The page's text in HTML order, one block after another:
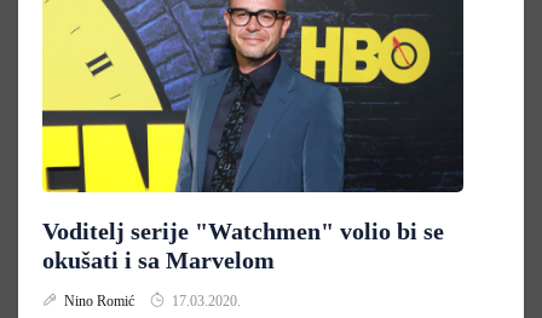
Voditelj serije "Watchmen" volio bi se
okušati i sa Marvelom
Nino Romić 17.03.2020.